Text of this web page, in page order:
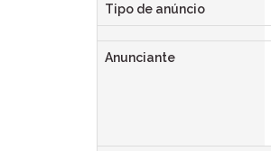
Tipo de anúncio
Anunciante